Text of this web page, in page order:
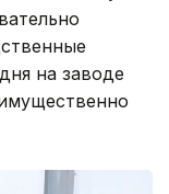
на заводе